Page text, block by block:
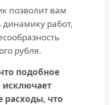
позволит вам
динамику работ,
рубля.
подобное
исключает
расходы, что